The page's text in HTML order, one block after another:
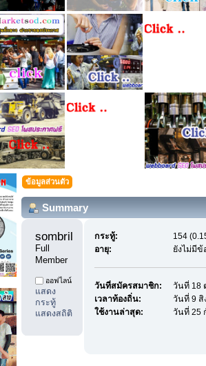
ข้อมูลส่วนตัว
Summary
sombrilla_La
Full
Member
ออฟไลน์
แสดง
กระทู้
แสดงสถิติ
กระทู้:
154
อายุ:
ยังไม่มีข้
วันที่สมัครสมาชิก:
วันที่ 18
เวลาท้องถิ่น:
วันที่ 9 สิ
ใช้งานล่าสุด:
วันที่ 25